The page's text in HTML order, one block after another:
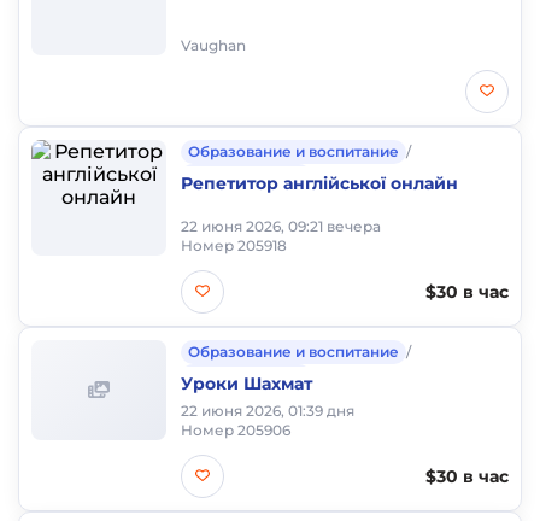
Vaughan
Образование и воспитание /
Частные уроки
Репетитор англійської онлайн
22 июня 2026, 09:21 вечера
Номер 205918
$30 в час
Образование и воспитание /
Частные уроки
Уроки Шахмат
22 июня 2026, 01:39 дня
Номер 205906
$30 в час